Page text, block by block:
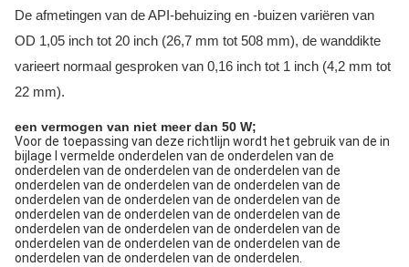
De afmetingen van de API-behuizing en -buizen variëren van
OD 1,05 inch tot 20 inch (26,7 mm tot 508 mm), de wanddikte
varieert normaal gesproken van 0,16 inch tot 1 inch (4,2 mm tot
22 mm).
een vermogen van niet meer dan 50 W;
Voor de toepassing van deze richtlijn wordt het gebruik van de in
bijlage I vermelde onderdelen van de onderdelen van de
onderdelen van de onderdelen van de onderdelen van de
onderdelen van de onderdelen van de onderdelen van de
onderdelen van de onderdelen van de onderdelen van de
onderdelen van de onderdelen van de onderdelen van de
onderdelen van de onderdelen van de onderdelen van de
onderdelen van de onderdelen van de onderdelen van de
onderdelen van de onderdelen van de onderdelen.